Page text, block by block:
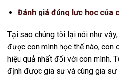
Đánh giá đúng lực học của
Tại sao chúng tôi lại nói như
được con mình học thế nào, con
hiệu quả nhất đối với con mình.
định được gia sư và cùng gia sư